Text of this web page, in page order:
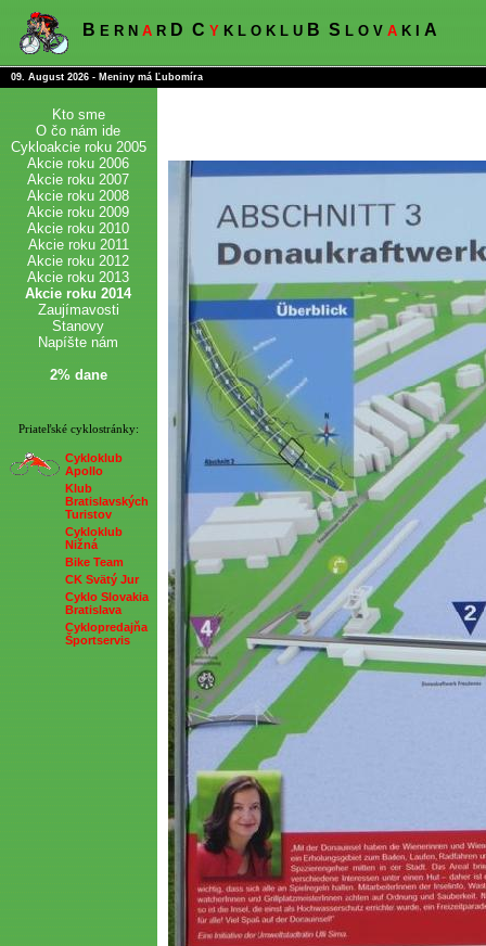
B E R N A R D C Y K L O K L U B S L O V A K I A
09. August 2026 - Meniny má Ľubomíra
Kto sme
O čo nám ide
Cykloakcie roku 2005
Akcie roku 2006
Akcie roku 2007
Akcie roku 2008
Akcie roku 2009
Akcie roku 2010
Akcie roku 2011
Akcie roku 2012
Akcie roku 2013
Akcie roku 2014
Zaujímavosti
Stanovy
Napíšte nám
2% dane
Priateľské cyklostránky:
Cykloklub
Apollo
Klub
Bratislavských
Turistov
Cykloklub
Nižná
Bike Team
CK Svätý Jur
Cyklo Slovakia
Bratislava
Cyklopredajňa
Športservis